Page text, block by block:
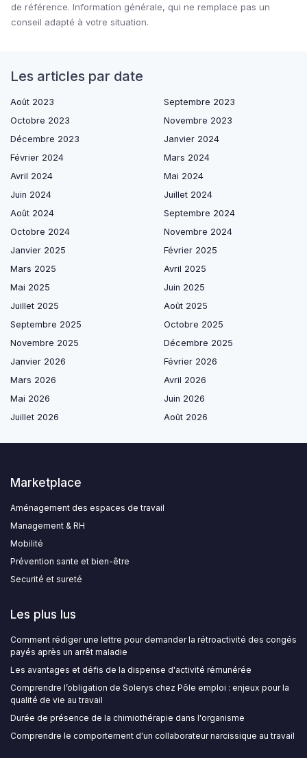
de référence. Information générale, qui ne remplace pas un
conseil adapté à votre situation.
Les articles par date
Août 2023
Septembre 2023
Octobre 2023
Novembre 2023
Décembre 2023
Janvier 2024
Février 2024
Mars 2024
Avril 2024
Mai 2024
Juin 2024
Juillet 2024
Août 2024
Septembre 2024
Octobre 2024
Novembre 2024
Janvier 2025
Février 2025
Mars 2025
Avril 2025
Mai 2025
Juin 2025
Juillet 2025
Août 2025
Septembre 2025
Octobre 2025
Novembre 2025
Décembre 2025
Janvier 2026
Février 2026
Mars 2026
Avril 2026
Mai 2026
Juin 2026
Juillet 2026
Août 2026
Marketplace
Aménagement des espaces de travail
Management & RH
Mobilité
Prévention sante et bien-être
Securité et sureté
Les plus lus
Comment rédiger une lettre pour demander la rétroactivité des congés
payés après un arrêt maladie
Les avantages et défis de la dispense d'activité rémunérée
Comprendre l’obligation de Solerys chez Pôle emploi : enjeux pour la
qualité de vie au travail
Durée de présence de la chimiothérapie dans l'organisme
Comprendre le comportement d'un collaborateur narcissique au travail